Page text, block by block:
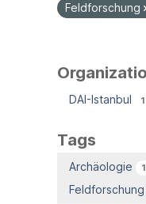
Feldforschung
DAI-Istanbul 1
Tags
Archäologie 1
Feldforschung